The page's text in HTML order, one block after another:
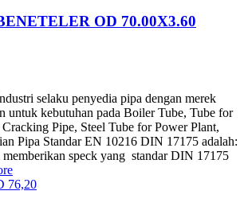
OD 70.00X3.60
selaku penyedia pipa dengan merek
untuk kebutuhan pada Boiler Tube, Tube for
Pipe, Steel Tube for Power Plant,
Pipa Standar EN 10216 DIN 17175 adalah:
speck yang standar DIN 17175